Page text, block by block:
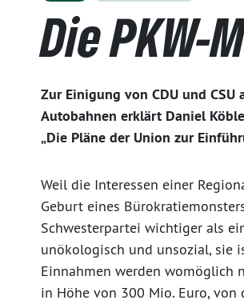
Die PKW-
Zur Einigung von CDU und
Autobahnen erklärt Daniel
„Die Pläne der Union zur
Weil die Interessen einer
Geburt eines
Schwesterpartei wichtiger als
unökologisch und unsozial, sie
Einnahmen werden womöglich
in Höhe von 300 Mio. Euro,